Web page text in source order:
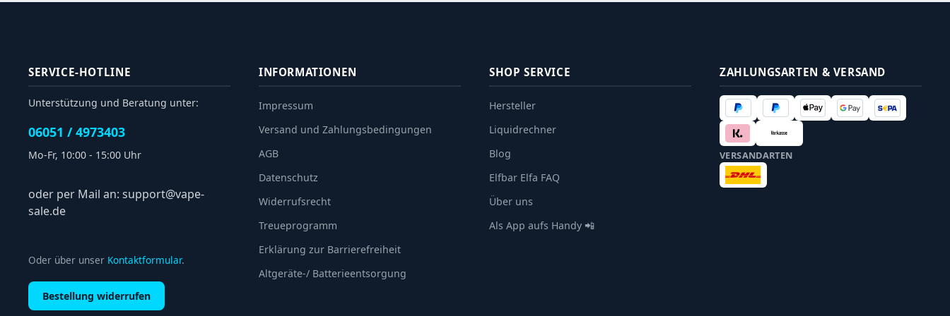
SERVICE-HOTLINE
Unterstützung und Beratung unter:
06051 / 4973403
Mo-Fr, 10:00 - 15:00 Uhr
oder per Mail an: support@vape-
sale.de
Oder über unser Kontaktformular.
Bestellung widerrufen
INFORMATIONEN
Impressum
Versand und Zahlungsbedingungen
AGB
Datenschutz
Widerrufsrecht
Treueprogramm
Erklärung zur Barrierefreiheit
Altgeräte-/ Batterieentsorgung
SHOP SERVICE
Hersteller
Liquidrechner
Blog
Elfbar Elfa FAQ
Über uns
Als App aufs Handy 📲
ZAHLUNGSARTEN & VERSAND
VERSANDARTEN